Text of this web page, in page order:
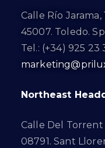
Calle Río Jarama,
45007. Toledo.
Tel.: (+34) 925 23
Northeast
Calle Del Torrent
08791. Sant